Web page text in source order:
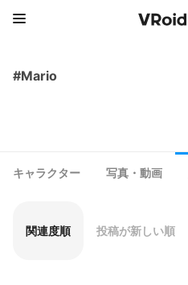
#Mario
キャラクター 写真・動画
関連度順 投稿が新しい順